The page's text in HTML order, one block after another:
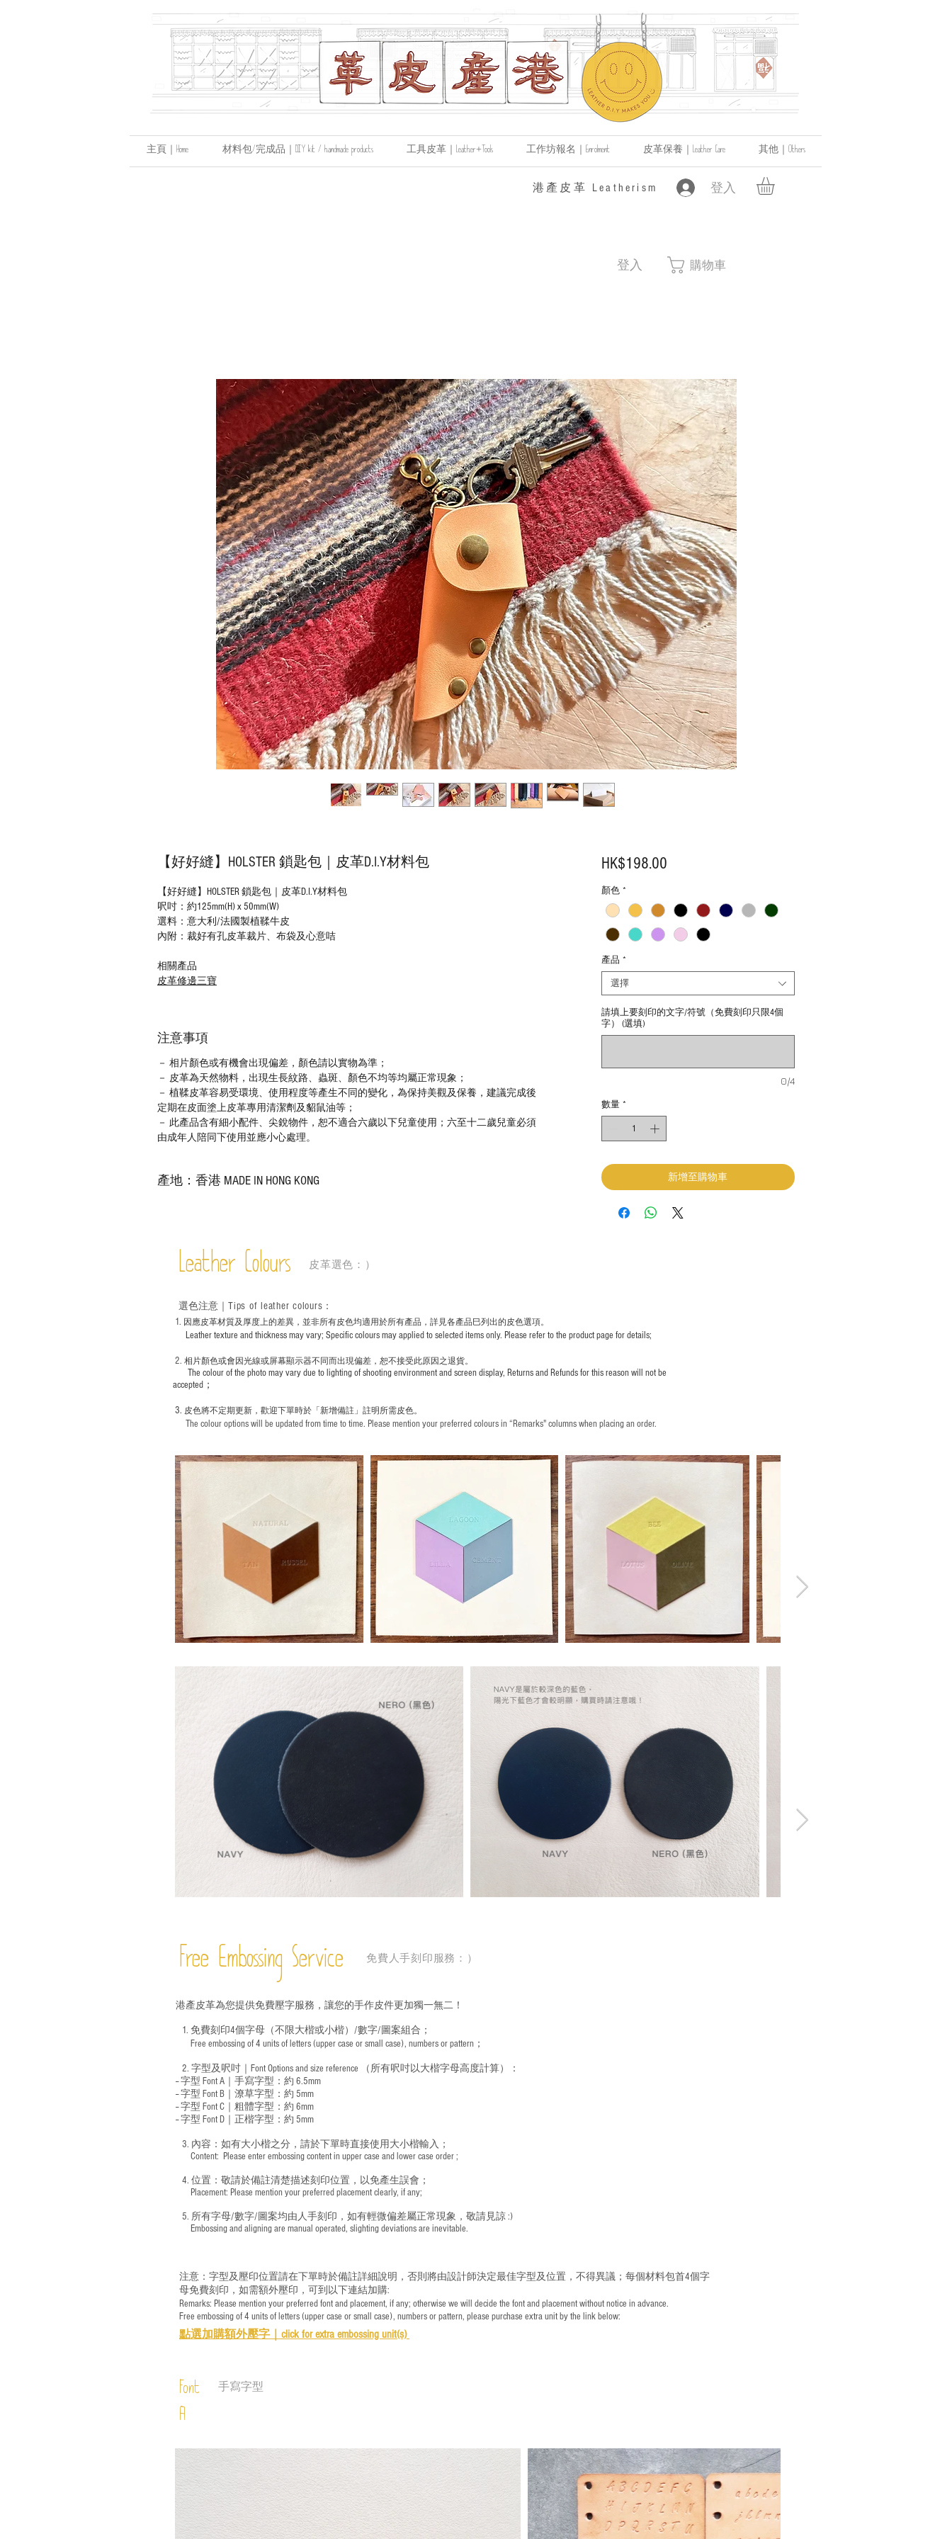
主頁｜Home 材料包/完成品｜DIY kit / handmade products 工具皮革｜Leather+Tools 工作坊報名｜Enrolment 皮革保養｜Leather Care 其他｜Others
登入
​港產皮革 Leatherism
登入 購物車
【好好縫】HOLSTER 鎖匙包｜皮革D.I.Y材料包
【好好縫】HOLSTER 鎖匙包｜皮革D.I.Y材料包
呎吋：約125mm(H) x 50mm(W)
選料：意大利/法國製植鞣牛皮
內附：裁好有孔皮革裁片、布袋及心意咭
相關產品
皮革修邊三寶
注意事項
－ 相片顏色或有機會出現偏差，顏色請以實物為準；
－ 皮革為天然物料，出現生長紋路、蟲斑、顏色不均等均屬正常現象；
－ 植鞣皮革容易受環境、使用程度等產生不同的變化，為保持美觀及保養，建議完成後
定期在皮面塗上皮革專用清潔劑及貂鼠油等；
－ 此產品含有細小配件、尖銳物件，恕不適合六歲以下兒童使用；六至十二歲兒童必須
由成年人陪同下使用並應小心處理。
產地：香港 MADE IN HONG KONG
HK$198.00價
顏色 *
產品 *
選擇
請填上要刻印的文字/符號（免費刻印只限4個
字） (選填)
0/4
數量 *
新增至購物車
Leather Colours 皮革選色：）
1. ​ 因應皮革材質及厚度上的差異，並非所有皮色均適用於所有產品，詳見各產品巳列出的皮色選項。
Leather texture and thickness may vary; Specific colours may applied to selected items only. Please refer to the product page for details;
2. 相片顏色或會因光線或屏幕顯示器不同而出現偏差，恕不接受此原因之退貨。
The colour of the photo may vary due to lighting of shooting environment and screen display, Returns and Refunds for this reason will not be
accepted；
3. 皮色將不定期更新，歡迎下單時於「新增備註」註明 所需皮色。
The colour options will be updated from time to time. Please mention your preferred colours in “Remarks" columns when placing an order.
選色注意｜ Tips of leather colours ：
Free Embossing Service 免費人手刻印服務：）
港產皮革為您提供免費壓字服務，讓您的手作皮件更加獨一無二！
1. 免費刻印4個字母（不限大楷或小楷）/數字/圖案組合；
Free embossing of 4 units of letters (upper case or small case), numbers or pattern；
2. 字型及呎吋｜ Font Options and size reference
（所有呎吋以大楷字母高度計算）：
-- 字型 Font A｜手寫字型：約 6.5mm
-- 字型 Font B｜潦草字型： 約 5mm
-- 字型 Font C｜粗體字型：約 6mm
-- 字型 Font D｜正楷字型： 約 5mm
3. 內容：如有大小楷之分，請於下單時直接使用大小楷輸入；
​ Content: Please enter embossing content in upper case and lower case order ;
4. 位置：敬請於備註清楚描述刻印位置，以免產生誤會；
​ Placement: Please mention your preferred placement clearly, if any;
5. 所有字母/數字/圖案均由人手刻印，如有輕微偏差屬正常現象，敬請見諒 :)
​ Embossing and aligning are manual operated, slighting deviations are inevitable.
注意：字型及壓印位置請在下單時於備註詳細說明，否則將由設計師決定最佳字型及位置，不得異議；每個材料包首4個字
母免費刻印，如需額外壓印，可到以下連結加購:
Remarks: Please mention your preferred font and placement, if any; otherwise we will decide the font and placement without notice in advance.
Free embossing of 4 units of letters (upper case or small case), numbers or pattern, please purchase extra unit by the link below:
點選加購額外壓字｜ click for extra embossing unit(s)
Font
A
手寫字型